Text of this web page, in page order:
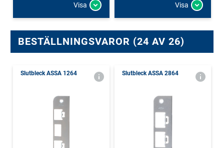
Visa Visa
BESTÄLLNINGSVAROR (24 AV 26)
Slutbleck ASSA 1264 Slutbleck ASSA 2864